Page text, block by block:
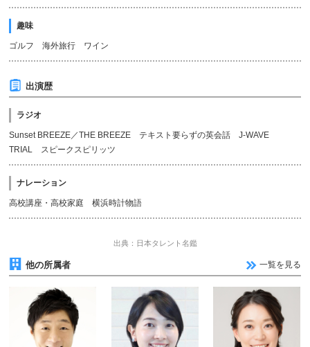
趣味
ゴルフ 海外旅行 ワイン
出演歴
ラジオ
Sunset BREEZE／THE BREEZE テキスト要らずの英会話 J-WAVE
TRIAL スピークスピリッツ
ナレーション
高校講座・高校家庭 横浜時計物語
出典：日本タレント名鑑
他の所属者 一覧を見る